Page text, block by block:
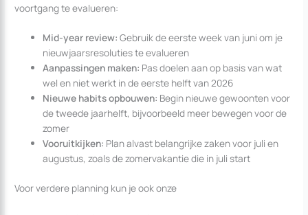
voortgang te evalueren:
Mid-year review:Gebruik de eerste week van juni om je
nieuwjaarsresoluties te evalueren
Aanpassingen maken: Pas doelen aan op basis van wat
wel en niet werkt in de eerste helft van 2026
Nieuwe habits opbouwen: Begin nieuwe gewoonten voor
de tweede jaarhelft, bijvoorbeeld meer bewegen voor de
zomer
Vooruitkijken: Plan alvast belangrijke zaken voor juli en
augustus, zoals de zomervakantie die in juli start
Voor verdere planning kun je ook onze